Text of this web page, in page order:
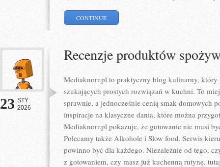
CONTINUE
23 STY
2026
Recenzje produktów
Mediaknorr.pl to praktyczny blog kulinarny, który
szukających prostych rozwiązań w kuchni. To
sprawnie, a jednocześnie cenią smak domowych
inspiracje na klasyczne dania, które można
Mediaknorr.pl pokazuje, że gotowanie nie musi
Polecamy także Alkohole i Slow food. Serwis
powinno być dla każdego. Niezależnie od tego,
z gotowaniem, czy masz już kuchenną rutynę,